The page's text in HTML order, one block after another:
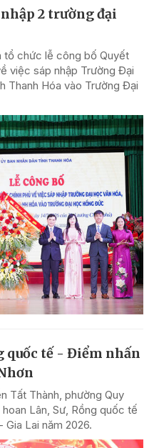
2 trường đại
tổ chức lễ công bố Quyết
việc sáp nhập Trường Đại
Thanh Hóa vào Trường Đại
quốc tế - Điểm nhấn
Tất Thành, phường Quy
Lân, Sư, Rồng quốc tế
Lai năm 2026.